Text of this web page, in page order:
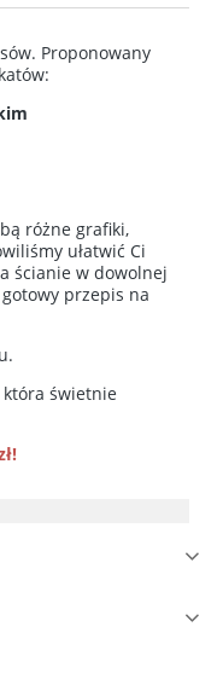
Proponowany
różne grafiki,
ułatwić Ci
ścianie w dowolnej
przepis na
która świetnie